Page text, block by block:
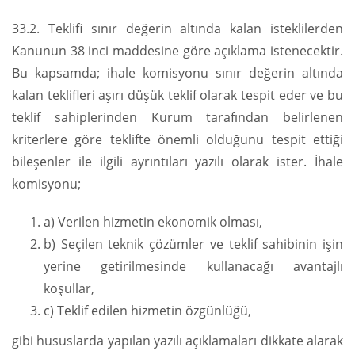
33.2. Teklifi sınır değerin altında kalan isteklilerden
Kanunun 38 inci maddesine göre açıklama istenecektir.
Bu kapsamda; ihale komisyonu sınır değerin altında
kalan teklifleri aşırı düşük teklif olarak tespit eder ve bu
teklif sahiplerinden Kurum tarafından belirlenen
kriterlere göre teklifte önemli olduğunu tespit ettiği
bileşenler ile ilgili ayrıntıları yazılı olarak ister. İhale
komisyonu;
a) Verilen hizmetin ekonomik olması,
b) Seçilen teknik çözümler ve teklif sahibinin işin
yerine getirilmesinde kullanacağı avantajlı
koşullar,
c) Teklif edilen hizmetin özgünlüğü,
gibi hususlarda yapılan yazılı açıklamaları dikkate alarak